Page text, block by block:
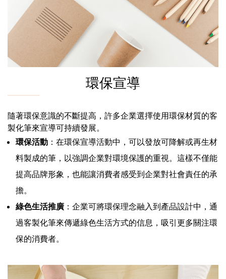
環保宣導
隨著環保意識的不斷提高，許多企業選擇使用環保材質的客
製化筆來宣導可持續發展。
環保活動 ：在環保宣導活動中，可以發放可降解或再生材
料製成的筆，以強調企業對環境保護的重視。這樣不僅能
提高品牌形象，也能讓消費者感受到企業對社會責任的承
擔。
綠色生活推廣 ：企業可將環保理念融入到產品設計中，通
過客製化筆來傳遞綠色生活方式的信息，吸引更多關注環
保的消費者。